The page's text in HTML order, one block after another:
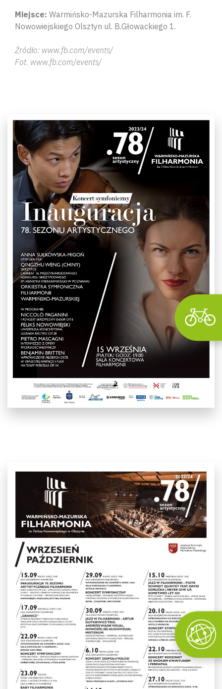
Miejsce: Warmińsko-Mazurska Filharmonia im. F.
Nowowiejskiego Olsztyn ul. B.Głowackiego 1.
Źródło: www.fb.com/events/
Fot. www.fb.com/events/